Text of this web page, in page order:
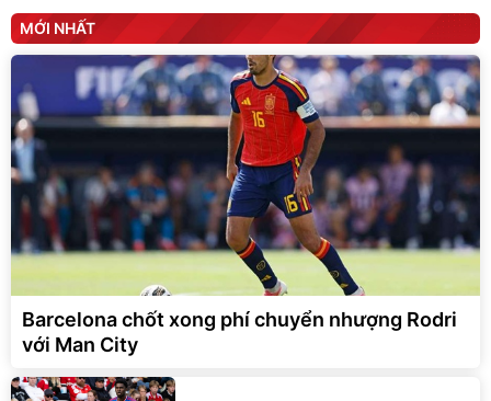
MỚI NHẤT
Barcelona chốt xong phí chuyển nhượng Rodri
với Man City